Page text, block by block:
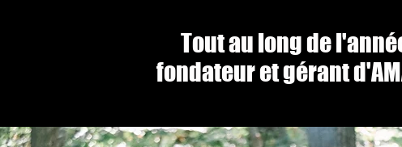
Tout au long de
fondateur et gérant